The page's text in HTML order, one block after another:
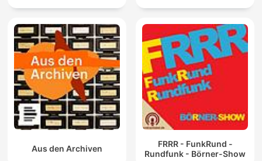
Aus den Archiven
FRRR - FunkRund -
Rundfunk - Börner-Show